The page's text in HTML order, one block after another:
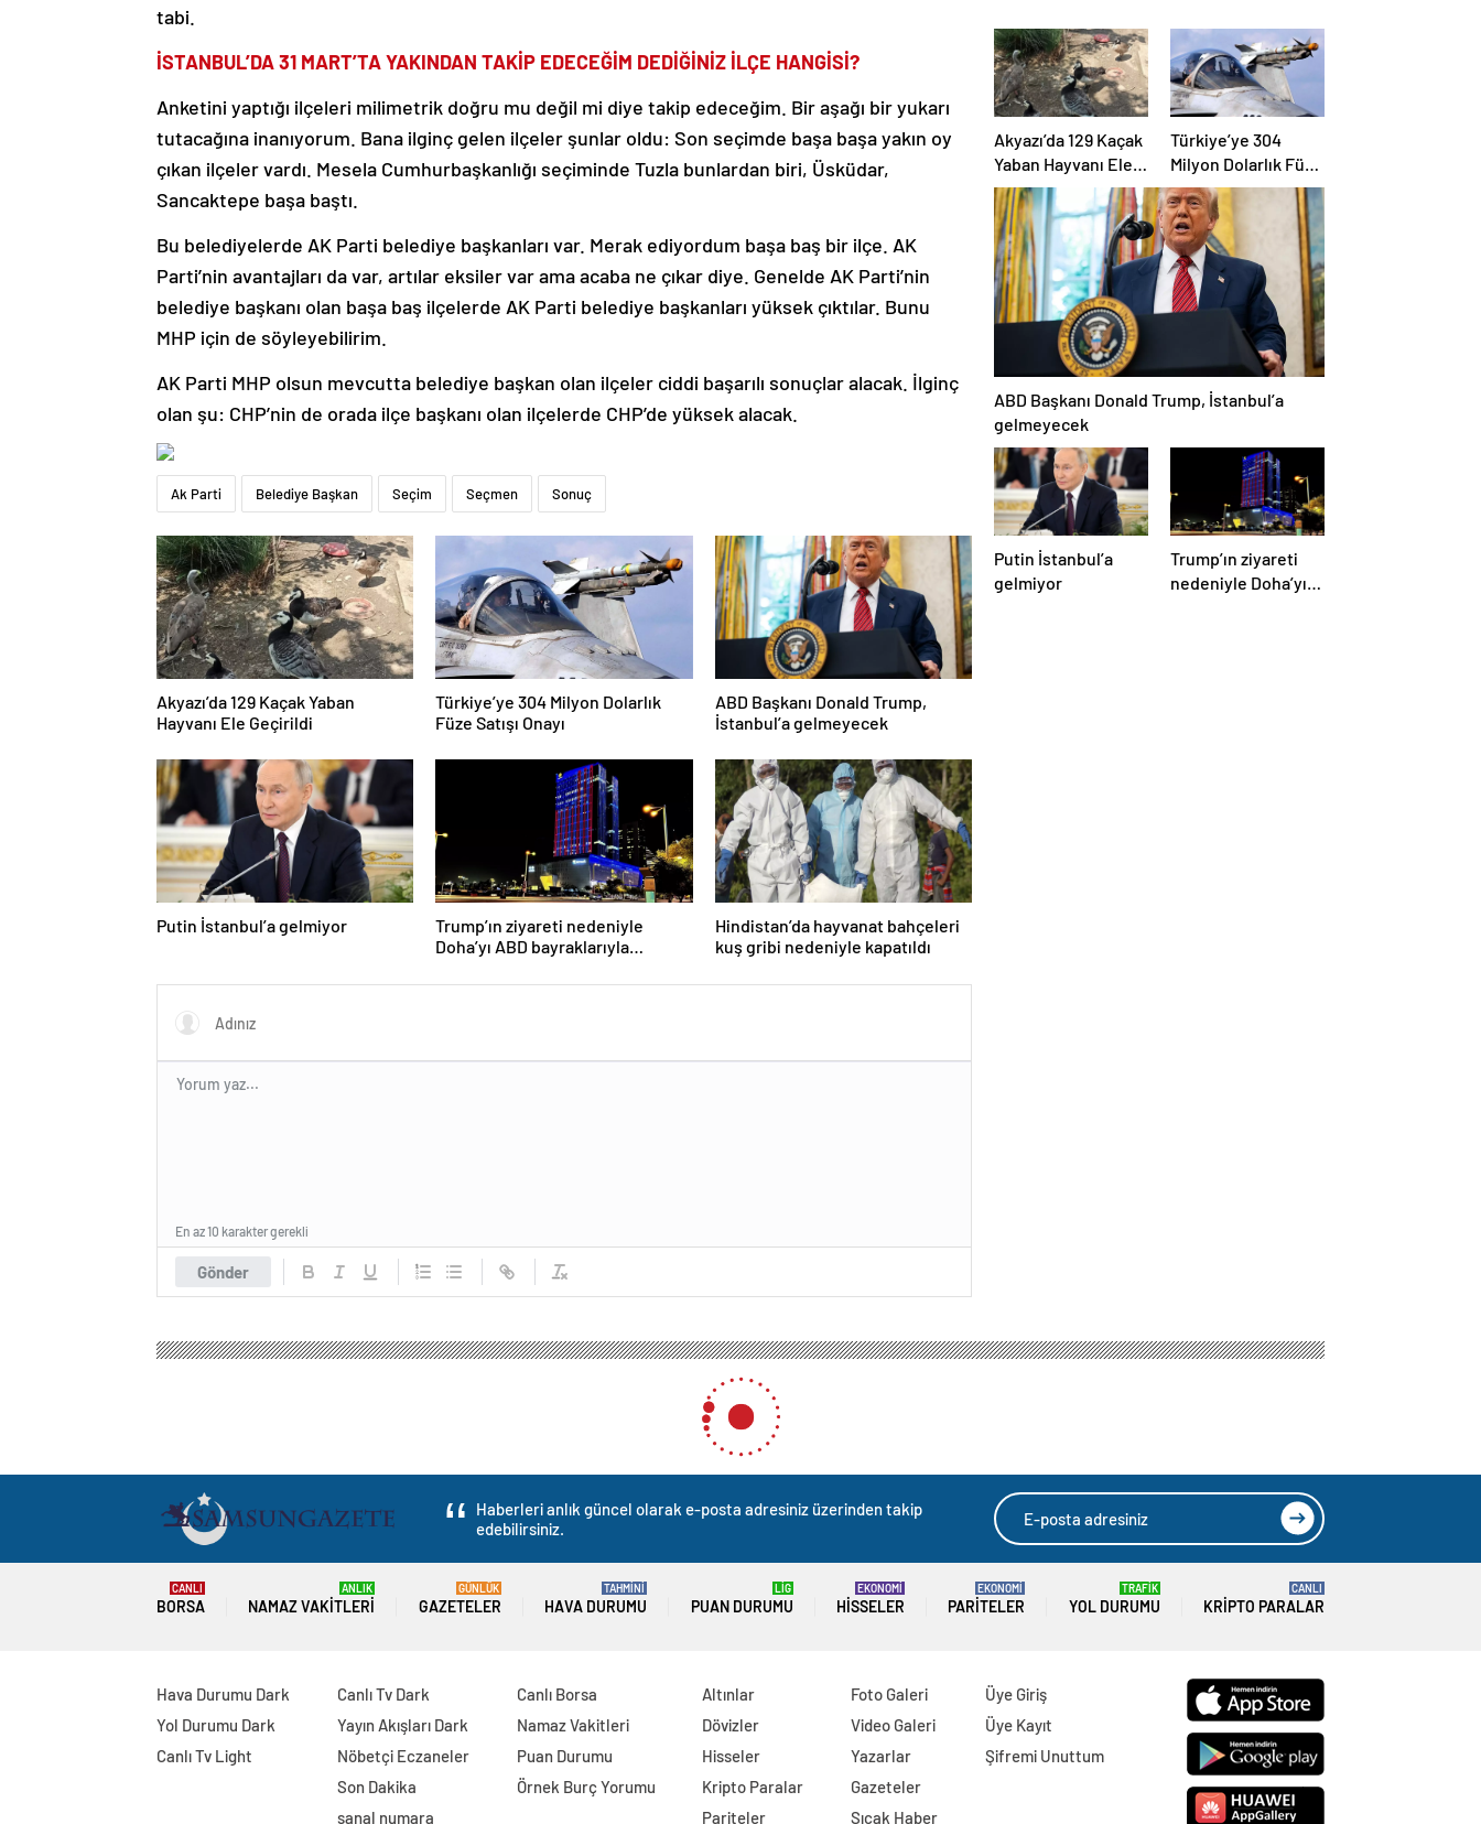
tabi.
İSTANBUL’DA 31 MART’TA YAKINDAN TAKİP EDECEĞİM DEDİĞİNİZ İLÇE HANGİSİ?
Anketini yaptığı ilçeleri milimetrik doğru mu değil mi diye takip edeceğim. Bir aşağı bir yukarı
tutacağına inanıyorum. Bana ilginç gelen ilçeler şunlar oldu: Son seçimde başa başa yakın oy
çıkan ilçeler vardı. Mesela Cumhurbaşkanlığı seçiminde Tuzla bunlardan biri, Üsküdar,
Sancaktepe başa baştı.
Bu belediyelerde AK Parti belediye başkanları var. Merak ediyordum başa baş bir ilçe. AK
Parti’nin avantajları da var, artılar eksiler var ama acaba ne çıkar diye. Genelde AK Parti’nin
belediye başkanı olan başa baş ilçelerde AK Parti belediye başkanları yüksek çıktılar. Bunu
MHP için de söyleyebilirim.
AK Parti MHP olsun mevcutta belediye başkan olan ilçeler ciddi başarılı sonuçlar alacak. İlginç
olan şu: CHP’nin de orada ilçe başkanı olan ilçelerde CHP’de yüksek alacak.
Ak Parti Belediye Başkan Seçim Seçmen Sonuç
Akyazı’da 129 Kaçak Yaban
Hayvanı Ele Geçirildi
Türkiye’ye 304 Milyon Dolarlık
Füze Satışı Onayı
ABD Başkanı Donald Trump,
İstanbul’a gelmeyecek
Putin İstanbul’a gelmiyor
Trump’ın ziyareti nedeniyle
Doha’yı ABD bayraklarıyla
Hindistan’da hayvanat bahçeleri
kuş gribi nedeniyle kapatıldı
Gönder
En az 10 karakter gerekli
Akyazı’da 129 Kaçak
Yaban Hayvanı Ele
Geçirildi
Türkiye’ye 304
Milyon Dolarlık Füze
Satışı Onayı
ABD Başkanı Donald Trump, İstanbul’a
gelmeyecek
Putin İstanbul’a
gelmiyor
Trump’ın ziyareti
nedeniyle Doha’yı
Haberleri anlık güncel olarak e-posta adresiniz üzerinden takip
edebilirsiniz.
BORSA
CANLI
NAMAZ VAKITLERI
ANLIK
GAZETELER
GÜNLÜK
HAVA DURUMU
TAHMİNİ
PUAN DURUMU
LİG
HISSELER
EKONOMİ
PARITELER
EKONOMİ
YOL DURUMU
TRAFİK
KRIPTO PARALAR
CANLI
Hava Durumu Dark
Yol Durumu Dark
Canlı Tv Light
Canlı Tv Dark
Yayın Akışları Dark
Nöbetçi Eczaneler
Son Dakika
sanal numara
Canlı Borsa
Namaz Vakitleri
Puan Durumu
Örnek Burç Yorumu
Altınlar
Dövizler
Hisseler
Kripto Paralar
Pariteler
Foto Galeri
Video Galeri
Yazarlar
Gazeteler
Sıcak Haber
Üye Giriş
Üye Kayıt
Şifremi Unuttum